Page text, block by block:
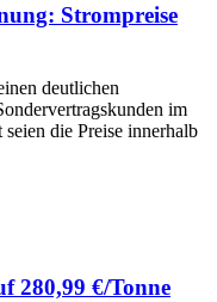
Strompreise
deutlichen
im
die Preise innerhalb
280,99 €/Tonne